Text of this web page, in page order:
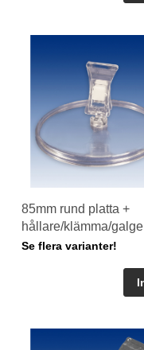
85mm rund platta +
hållare/klämma/galge
Se flera varianter!